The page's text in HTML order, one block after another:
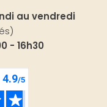
au vendredi
- 16h30